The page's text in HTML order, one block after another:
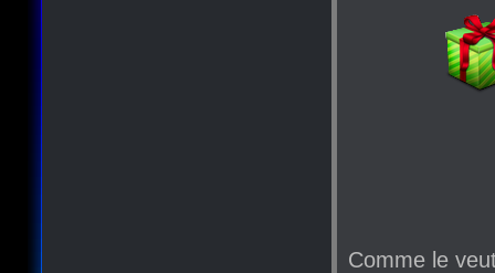
Comme le